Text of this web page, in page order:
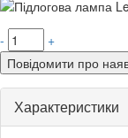
-
+
Повідомити про
Характеристики